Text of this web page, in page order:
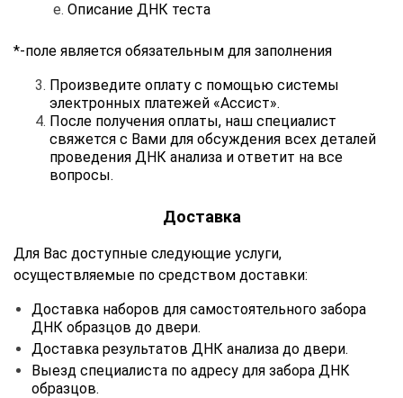
Описание ДНК теста
*-поле является обязательным для заполнения
Произведите оплату с помощью системы
электронных платежей «Ассист».
После получения оплаты, наш специалист
свяжется с Вами для обсуждения всех деталей
проведения ДНК анализа и ответит на все
вопросы.
Доставка
Для Вас доступные следующие услуги,
осуществляемые по средством доставки:
Доставка наборов для самостоятельного забора
ДНК образцов до двери.
Доставка результатов ДНК анализа до двери.
Выезд специалиста по адресу для забора ДНК
образцов.